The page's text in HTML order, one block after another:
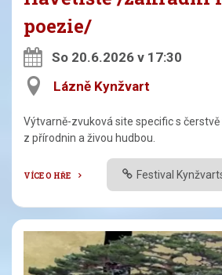
poezie/
So 20.6.2026 v 17:30
Lázně Kynžvart
Výtvarně-zvuková site specific s
z přírodnin a živou hudbou.
VÍCE O HŘE Festival